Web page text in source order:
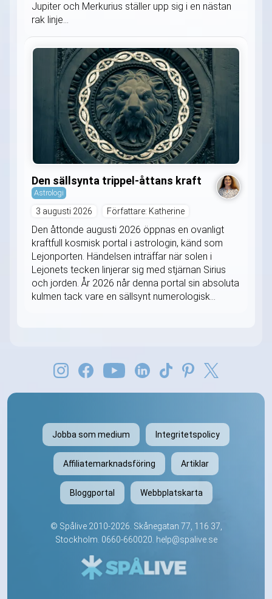
Jupiter och Merkurius ställer upp sig i en nästan
rak linje...
Den sällsynta trippel-åttans kraft
Astrologi
3 augusti 2026 Författare: Katherine
Den åttonde augusti 2026 öppnas en ovanligt
kraftfull kosmisk portal i astrologin, känd som
Lejonporten. Händelsen inträffar när solen i
Lejonets tecken linjerar sig med stjärnan Sirius
och jorden. År 2026 når denna portal sin absoluta
kulmen tack vare en sällsynt numerologisk...
Jobba som medium Integritetspolicy
Affiliatemarknadsföring Artiklar
Bloggportal Webbplatskarta
© Spålive2010-2026. Skånegatan 77, 116 37,
Stockholm. 0660-660020. help@spalive.se